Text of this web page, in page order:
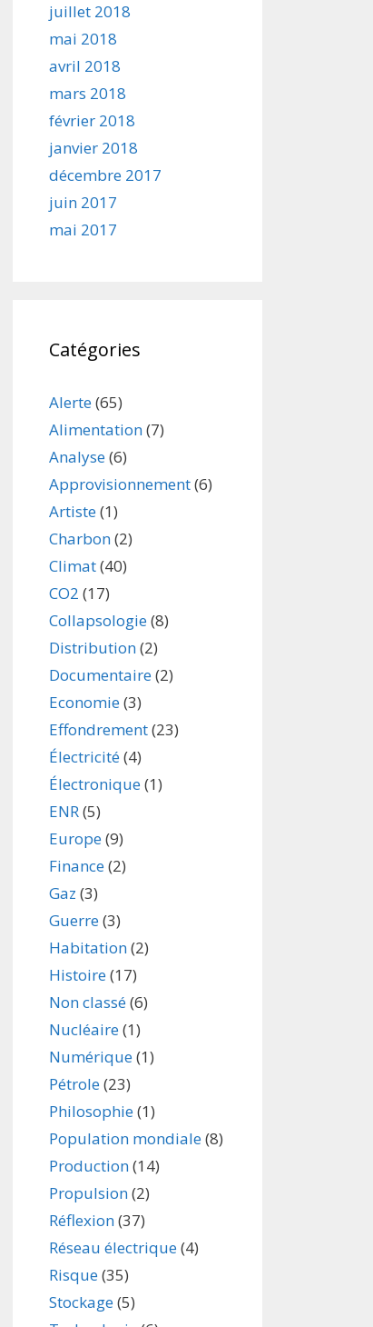
juillet 2018
mai 2018
avril 2018
mars 2018
février 2018
janvier 2018
décembre 2017
juin 2017
mai 2017
Catégories
Alerte(65)
Alimentation(7)
Analyse(6)
Approvisionnement(6)
Artiste(1)
Charbon(2)
Climat(40)
CO2 (17)
Collapsologie(8)
Distribution(2)
Documentaire(2)
Economie(3)
Effondrement(23)
Électricité(4)
Électronique(1)
ENR(5)
Europe(9)
Finance(2)
Gaz (3)
Guerre(3)
Habitation(2)
Histoire(17)
Non classé(6)
Nucléaire(1)
Numérique(1)
Pétrole(23)
Philosophie(1)
Population mondiale(8)
Production(14)
Propulsion(2)
Réflexion(37)
Réseau électrique(4)
Risque(35)
Stockage(5)